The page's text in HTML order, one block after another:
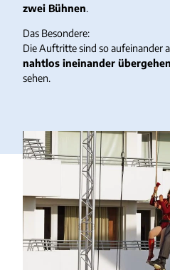
zwei Bühnen.
Das Besondere:
Die Auftritte sind so aufeinander
nahtlos ineinander übergehen
sehen.